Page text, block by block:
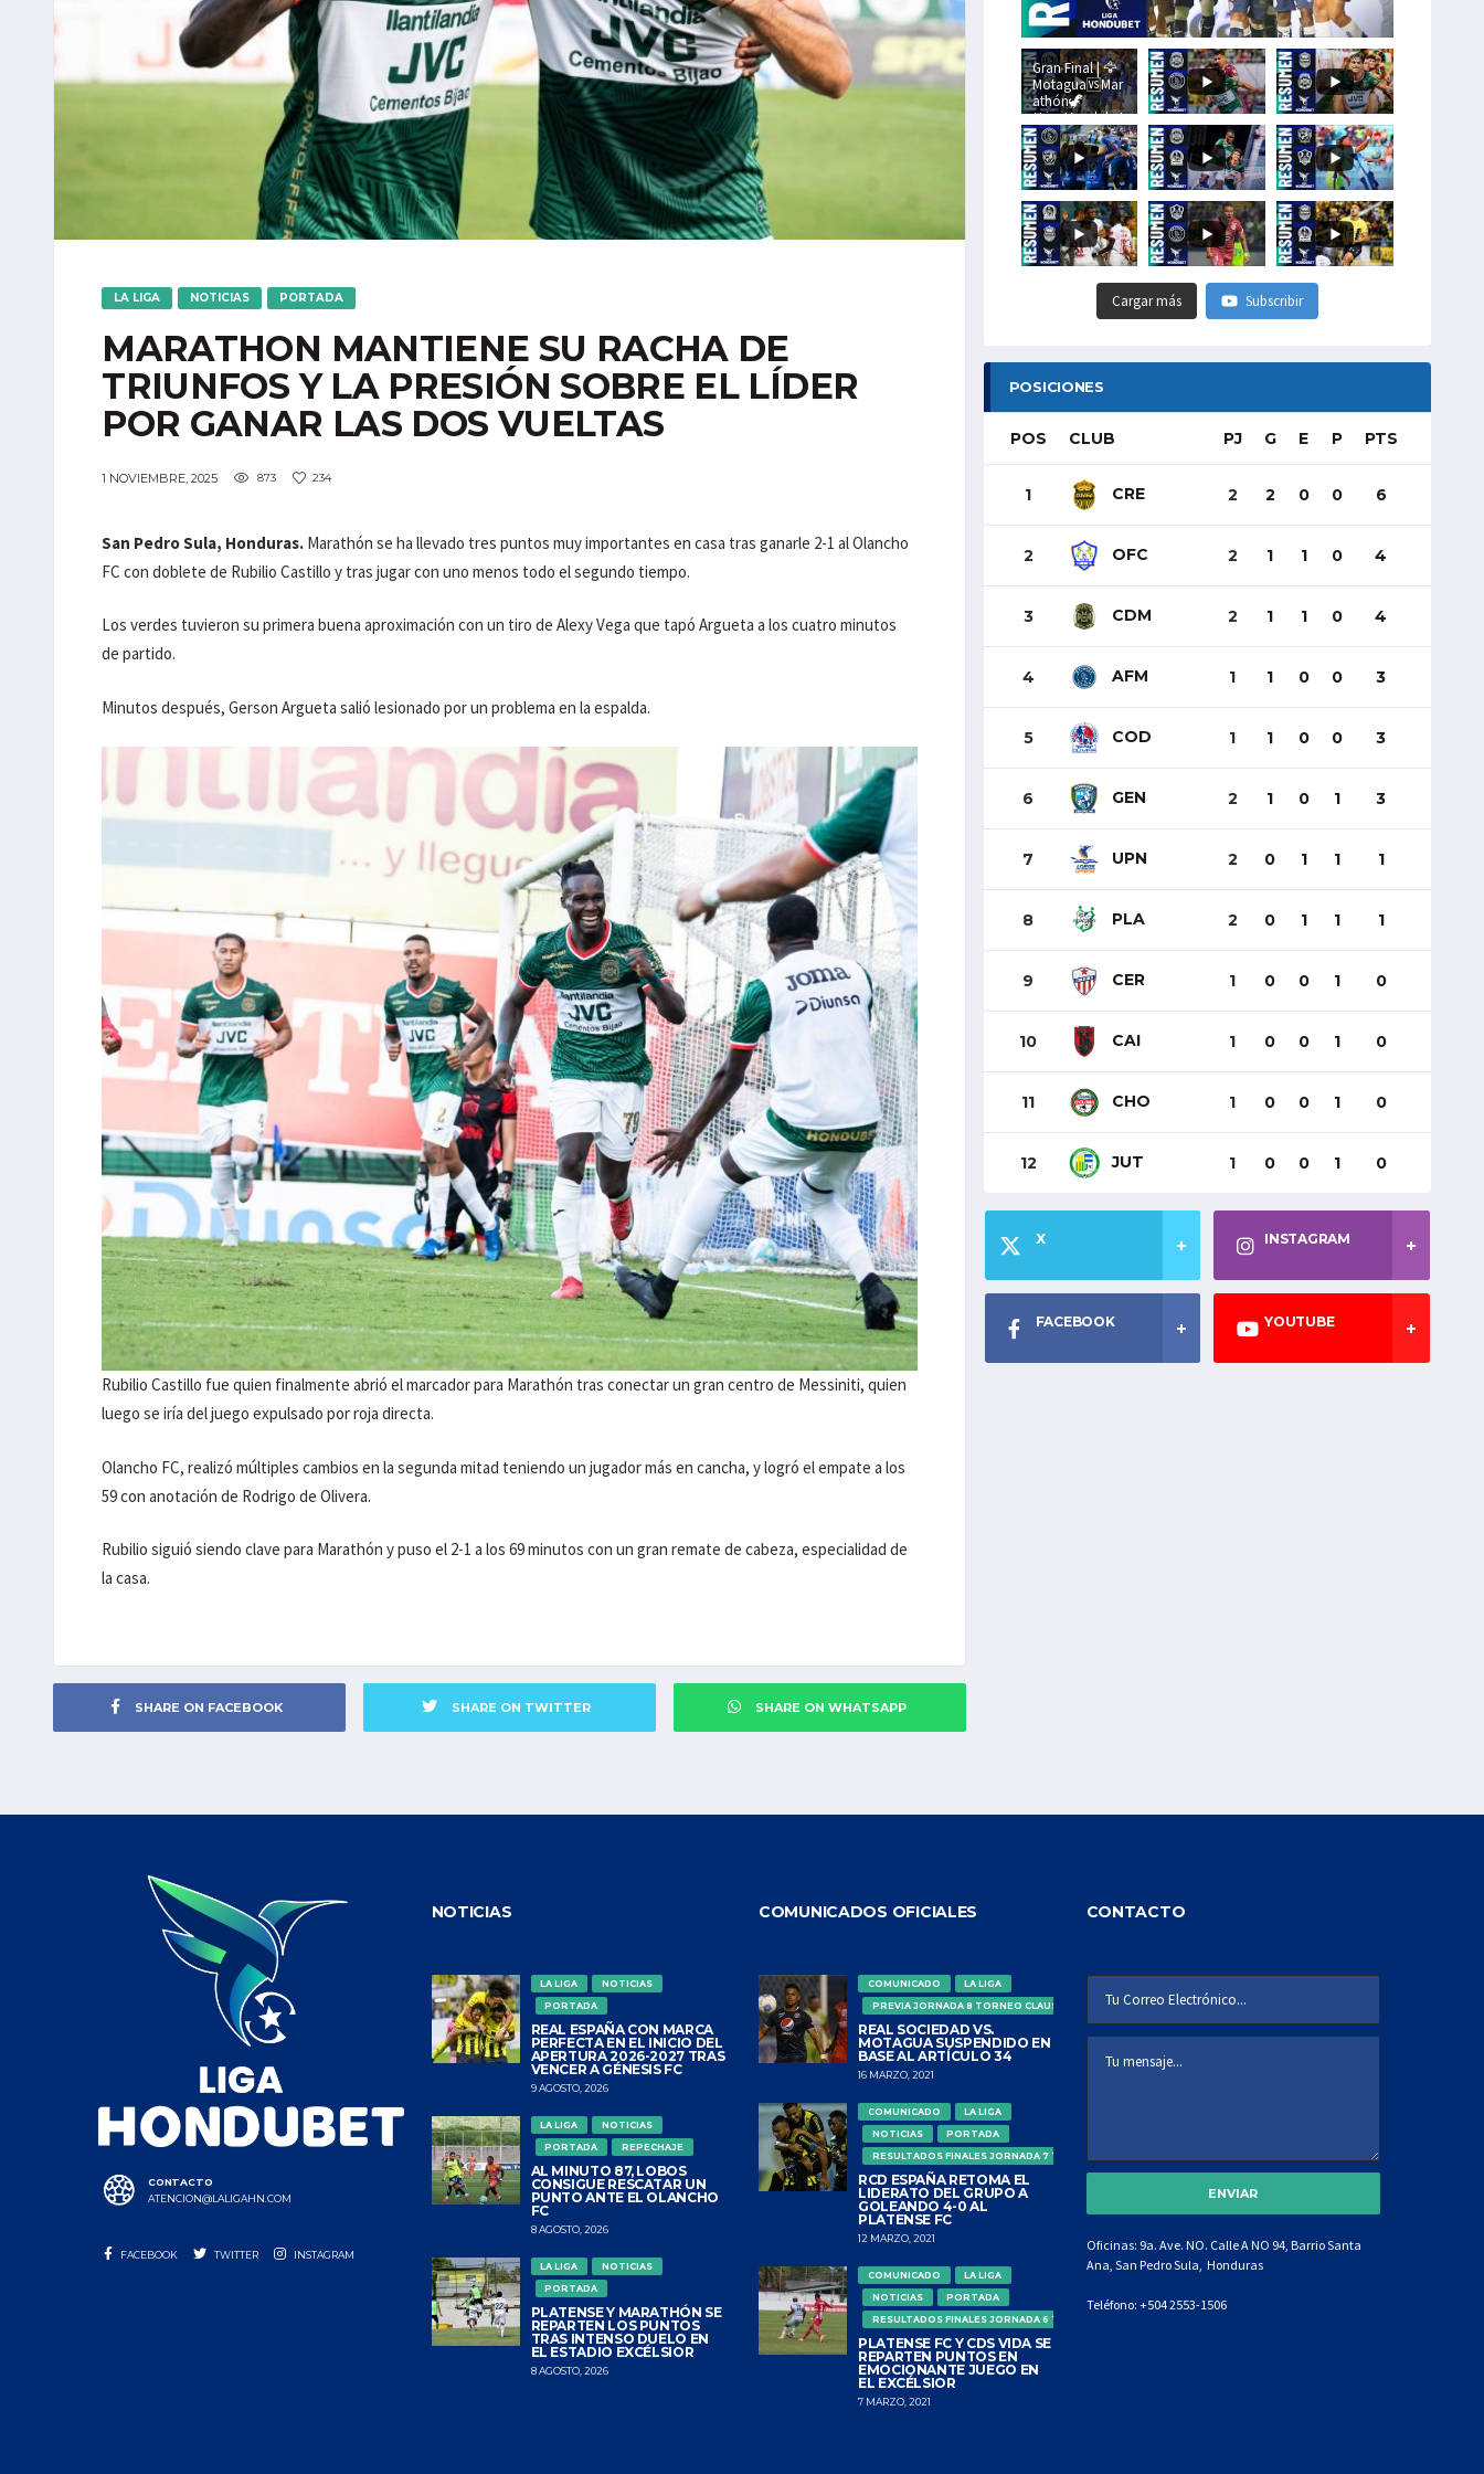
LA LIGA NOTICIAS PORTADA
MARATHON MANTIENE SU RACHA DE
TRIUNFOS Y LA PRESIÓN SOBRE EL LÍDER
POR GANAR LAS DOS VUELTAS
1 NOVIEMBRE, 2025 873 234
San Pedro Sula, Honduras. Marathón se ha llevado tres puntos muy importantes en casa tras ganarle 2-1 al Olancho
FC con doblete de Rubilio Castillo y tras jugar con uno menos todo el segundo tiempo.
Los verdes tuvieron su primera buena aproximación con un tiro de Alexy Vega que tapó Argueta a los cuatro minutos
de partido.
Minutos después, Gerson Argueta salió lesionado por un problema en la espalda.
Rubilio Castillo fue quien finalmente abrió el marcador para Marathón tras conectar un gran centro de Messiniti, quien
luego se iría del juego expulsado por roja directa.
Olancho FC, realizó múltiples cambios en la segunda mitad teniendo un jugador más en cancha, y logró el empate a los
59 con anotación de Rodrigo de Olivera.
Rubilio siguió siendo clave para Marathón y puso el 2-1 a los 69 minutos con un gran remate de cabeza, especialidad de
la casa.
SHARE ON FACEBOOK SHARE ON TWITTER SHARE ON WHATSAPP
Gran Final | 🦅
Motagua🆚Mar
athón🦖
#LigaHondubet
Cargar más Subscribir
POSICIONES
POS CLUB PJ G E P PTS
1 CRE 2 2 0 0 6
2 OFC 2 1 1 0 4
3 CDM 2 1 1 0 4
4 AFM 1 1 0 0 3
5 COD 1 1 0 0 3
6 GEN 2 1 0 1 3
7 UPN 2 0 1 1 1
8 PLA 2 0 1 1 1
9 CER 1 0 0 1 0
10 CAI 1 0 0 1 0
11 CHO 1 0 0 1 0
12 JUT 1 0 0 1 0
X INSTAGRAM
FACEBOOK YOUTUBE
CONTACTO
ATENCION@LALIGAHN.COM
FACEBOOK TWITTER INSTAGRAM
NOTICIAS
LA LIGA
NOTICIAS
PORTADA
REAL ESPAÑA CON MARCA
PERFECTA EN EL INICIO DEL
APERTURA 2026-2027 TRAS
VENCER A GÉNESIS FC
9 AGOSTO, 2026
LA LIGA
NOTICIAS
PORTADA
REPECHAJE
AL MINUTO 87, LOBOS
CONSIGUE RESCATAR UN
PUNTO ANTE EL OLANCHO
FC
8 AGOSTO, 2026
LA LIGA
NOTICIAS
PORTADA
PLATENSE Y MARATHÓN SE
REPARTEN LOS PUNTOS
TRAS INTENSO DUELO EN
EL ESTADIO EXCÉLSIOR
8 AGOSTO, 2026
COMUNICADOS OFICIALES
COMUNICADO
LA LIGA
PREVIA JORNADA 8 TORNEO CLAUSURA
REAL SOCIEDAD VS.
MOTAGUA SUSPENDIDO EN
BASE AL ARTÍCULO 34
16 MARZO, 2021
COMUNICADO
LA LIGA
NOTICIAS
PORTADA
RESULTADOS FINALES JORNADA 7 TORNEO CLAUSURA
RCD ESPAÑA RETOMA EL
LIDERATO DEL GRUPO A
GOLEANDO 4-0 AL
PLATENSE FC
12 MARZO, 2021
COMUNICADO
LA LIGA
NOTICIAS
PORTADA
RESULTADOS FINALES JORNADA 6 TORNEO CLAUSURA
PLATENSE FC Y CDS VIDA SE
REPARTEN PUNTOS EN
EMOCIONANTE JUEGO EN
EL EXCÉLSIOR
7 MARZO, 2021
CONTACTO
Oficinas: 9a. Ave. NO. Calle A NO 94, Barrio Santa
Ana, San Pedro Sula, Honduras
Teléfono: +504 2553-1506